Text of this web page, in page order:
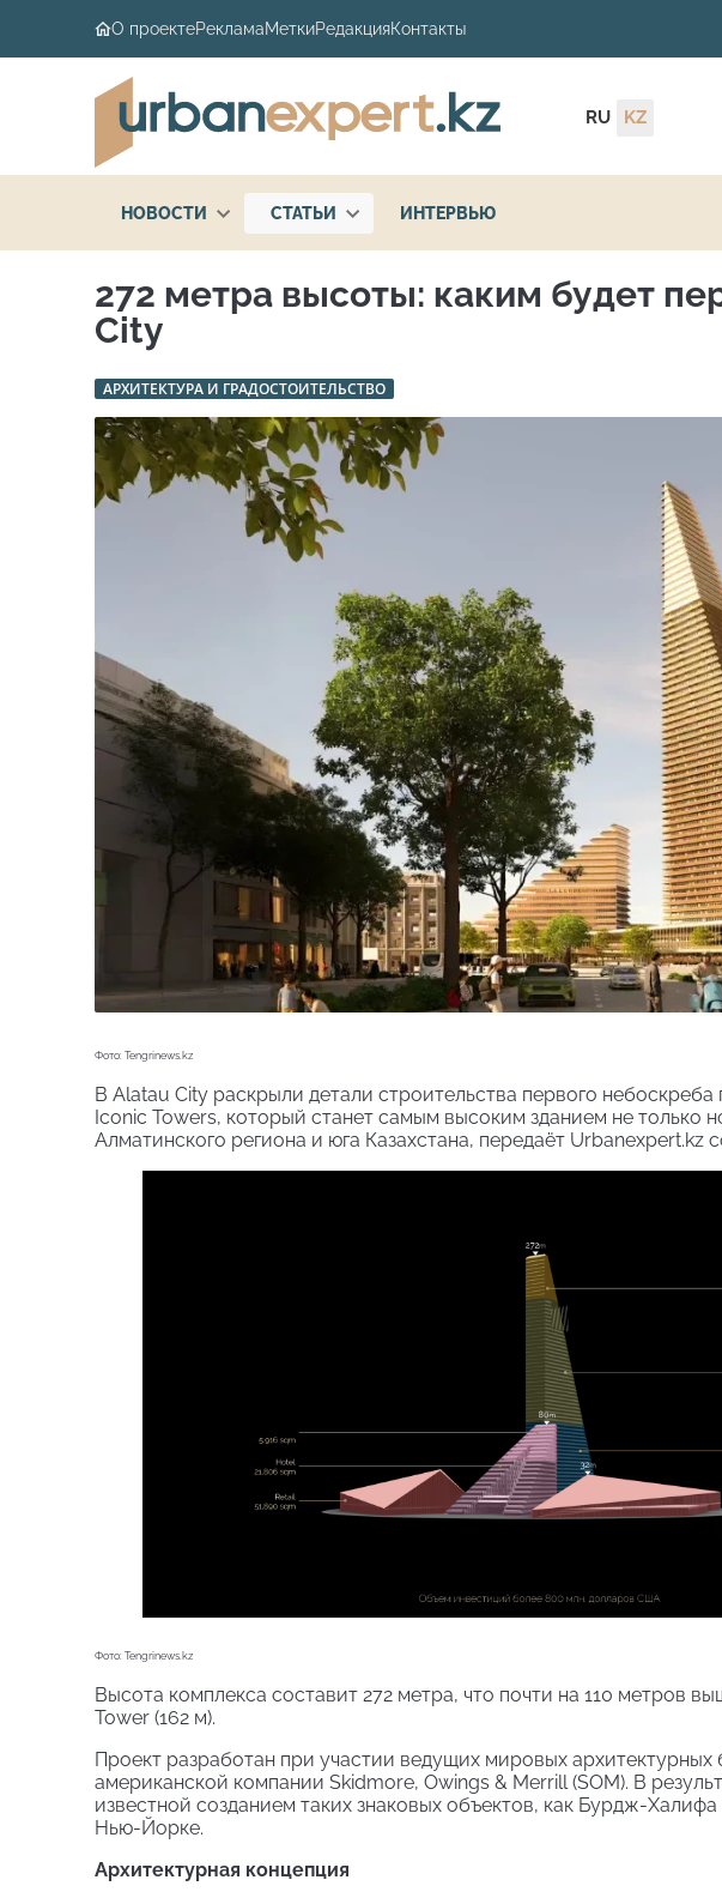
О проектеРекламаМеткиРедакцияКонтакты
RU KZ
НОВОСТИ СТАТЬИ ИНТЕРВЬЮ
272 метра высоты: каким будет
City
АРХИТЕКТУРА И ГРАДОСТОИТЕЛЬСТВО
Фото: Tengrinews.kz
В Alatau City раскрыли детали строительства первого
Iconic Towers, который станет самым высоким зданием не только
Алматинского региона и юга Казахстана, передаёт Urbanexpert.kz
Фото: Tengrinews.kz
Высота комплекса составит 272 метра, что почти на 110 метров
Tower (162 м).
Проект разработан при участии ведущих мировых
американской компании Skidmore, Owings & Merrill (SOM). В
известной созданием таких знаковых объектов, как Бурдж-
Нью-Йорке.
Архитектурная концепция